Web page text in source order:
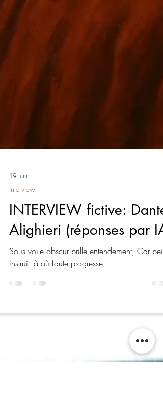
19 juin
Interview
INTERVIEW fictive: Dante
Alighieri (réponses par IA)
Sous voile obscur brille entendement, Car peine